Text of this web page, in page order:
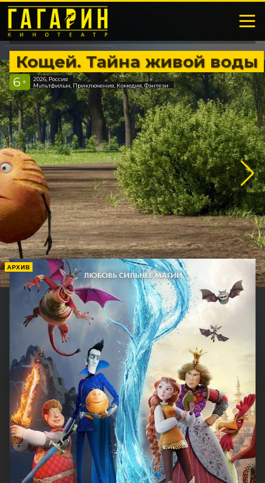
Кощей. Тайна живой воды
6 +
2026, Россия
Мультфильм, Приключения, Комедия, Фэнтези
АРХИВ